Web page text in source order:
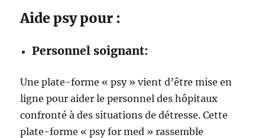
Aide psy pour :
Personnel soignant:
Une plate-forme « psy » vient d’être mise en
ligne pour aider le personnel des hôpitaux
confronté à des situations de détresse. Cette
plate-forme « psy for med » rassemble